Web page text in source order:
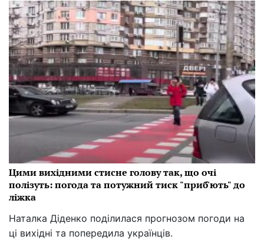
Цими вихідними стисне голову так, що очі
полізуть: погода та потужний тиск "приб'ють" до
ліжка
Наталка Діденко поділилася прогнозом погоди на
ці вихідні та попередила українців.